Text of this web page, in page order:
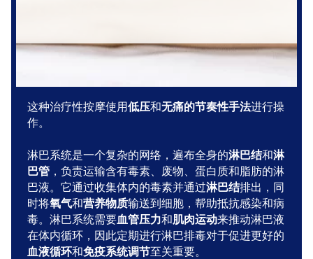
这种治疗性按摩使用低压和无痛的节奏性手法进行操
作。
淋巴系统是一个复杂的网络，遍布全身的淋巴结和淋
巴管，负责运输含有毒素、废物、蛋白质和脂肪的淋
巴液。它通过收集体内的毒素并通过淋巴结排出，同
时将氧气和营养物质输送到细胞，帮助抵抗感染和病
毒。淋巴系统需要血管压力和肌肉运动来推动淋巴液
在体内循环，因此定期进行淋巴排毒对于促进更好的
血液循环和免疫系统调节至关重要。